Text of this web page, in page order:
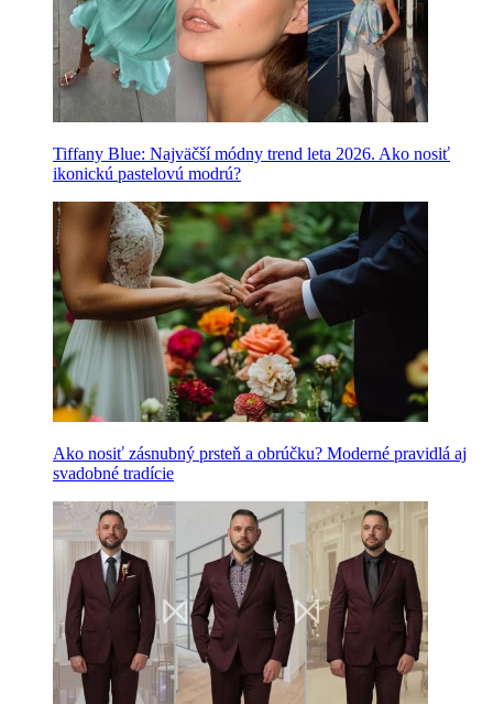
Tiffany Blue: Najväčší módny trend leta 2026. Ako nosiť
ikonickú pastelovú modrú?
Ako nosiť zásnubný prsteň a obrúčku? Moderné pravidlá aj
svadobné tradície